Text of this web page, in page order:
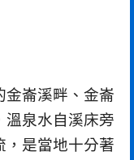
金崙溪畔、金崙
溫泉水自溪床旁
，是當地十分著